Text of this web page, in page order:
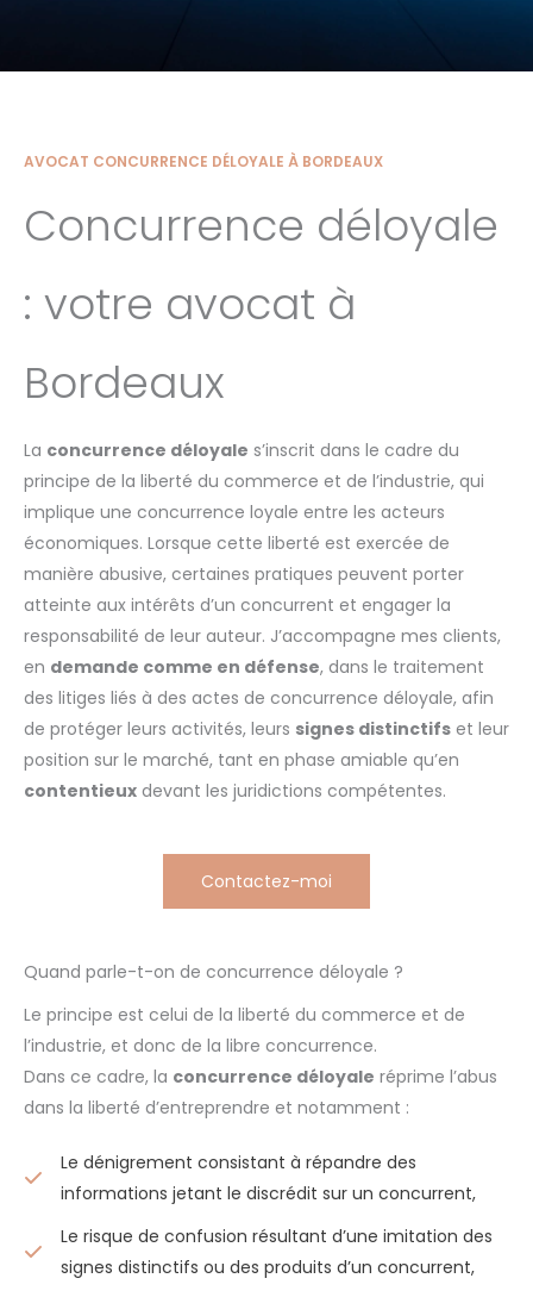
AVOCAT CONCURRENCE DÉLOYALE À BORDEAUX
Concurrence déloyale
: votre avocat à
Bordeaux
La concurrence déloyale s’inscrit dans le cadre du
principe de la liberté du commerce et de l’industrie, qui
implique une concurrence loyale entre les acteurs
économiques. Lorsque cette liberté est exercée de
manière abusive, certaines pratiques peuvent porter
atteinte aux intérêts d’un concurrent et engager la
responsabilité de leur auteur. J’accompagne mes clients,
en demande comme en défense, dans le traitement
des litiges liés à des actes de concurrence déloyale, afin
de protéger leurs activités, leurs signes distinctifs et leur
position sur le marché, tant en phase amiable qu’en
contentieux devant les juridictions compétentes.
Contactez-moi
Quand parle-t-on de concurrence déloyale ?
Le principe est celui de la liberté du commerce et de
l’industrie, et donc de la libre concurrence.
Dans ce cadre, la concurrence déloyale réprime l’abus
dans la liberté d’entreprendre et notamment :
Le dénigrement consistant à répandre des
informations jetant le discrédit sur un concurrent,
Le risque de confusion résultant d’une imitation des
signes distinctifs ou des produits d’un concurrent,